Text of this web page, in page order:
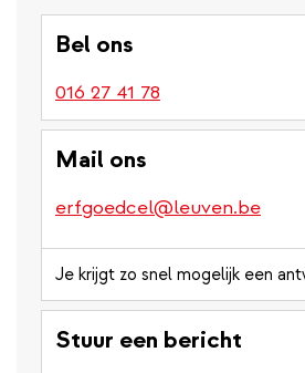
Bel ons
016 27 41 78
Mail ons
erfgoedcel@leuven.be
Je krijgt zo snel mogelijk een
Stuur een bericht